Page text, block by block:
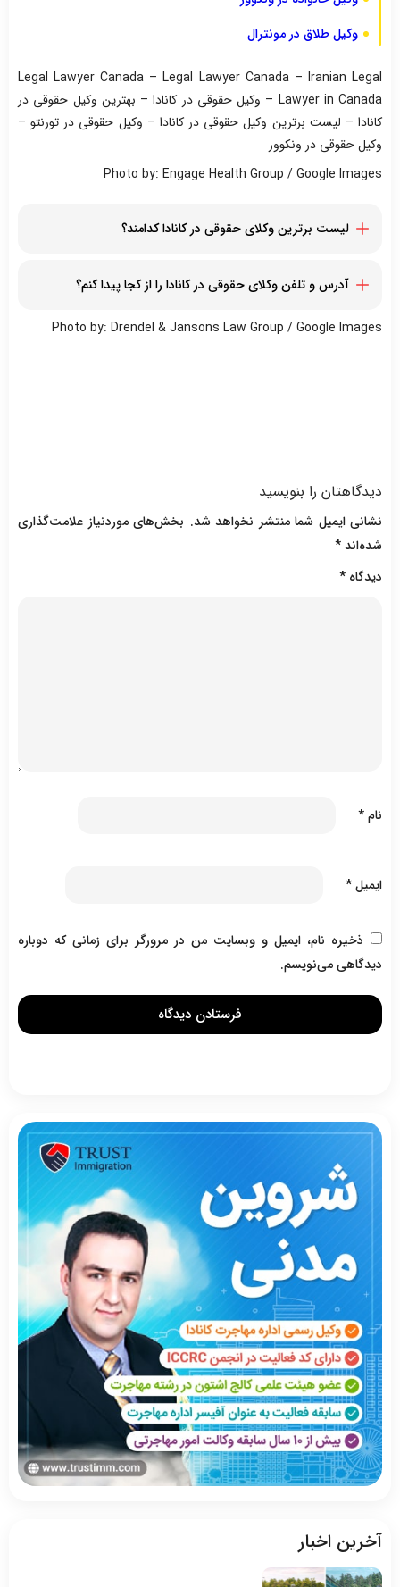
وکیل طلاق در مونترال
Legal Lawyer Canada – Legal Lawyer Canada – Iranian Legal
Lawyer in Canada – وکیل حقوقی در کانادا – بهترین وکیل حقوقی در
کانادا – لیست برترین وکیل حقوقی در کانادا – وکیل حقوقی در تورنتو –
وکیل حقوقی در ونکوور
Photo by: Engage Health Group / Google Images
لیست برترین وکلای حقوقی درکاناداکدامند؟
الکسیا مجیدی
نسیم ناصر
آدرس و تلفن وکلای حقوقی در کانادا را از کجا پیدا کنم؟
آدرس و شماره تلفن آنان را مشاهده خواهید کرد
Photo by: Drendel & Jansons Law Group / Google Images
دیدگاهتان را بنویسید
نشانی ایمیل شما منتشر نخواهد شد. بخش‌های موردنیاز علامت‌گذاری
شده‌اند*
دیدگاه *
نام*
ایمیل*
ذخیره نام، ایمیل و وبسایت من در مرورگر برای زمانی که دوباره
دیدگاهی می‌نویسم.
آخرین اخبار